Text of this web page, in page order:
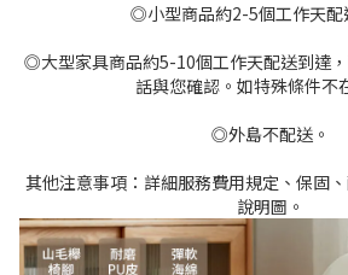
◎小型商品約2-5個工作天配
◎大型家具商品約5-10個工作天配送到達
話與您確認。如特殊條件不
◎外島不配送。
其他注意事項：詳細服務費用規定、保固
說明圖。